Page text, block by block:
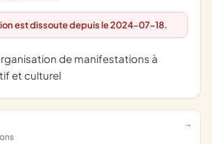
est dissoute depuis le 2024-07-18.
et culturel